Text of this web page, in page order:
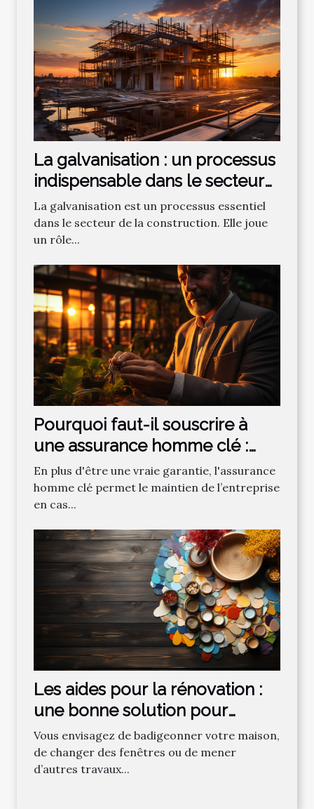
La galvanisation : un processus
indispensable dans le secteur
de la construction
La galvanisation est un processus essentiel
dans le secteur de la construction. Elle joue
un rôle...
Pourquoi faut-il souscrire à
une assurance homme clé :
que retenir ?
En plus d'être une vraie garantie, l'assurance
homme clé permet le maintien de l’entreprise
en cas...
Les aides pour la rénovation :
une bonne solution pour
relooker sa maison !
Vous envisagez de badigeonner votre maison,
de changer des fenêtres ou de mener
d’autres travaux...